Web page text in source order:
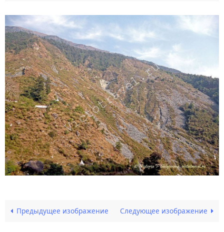
Предыдущее изображение Следующее изображение